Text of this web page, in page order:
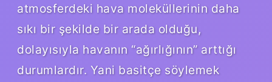
atmosferdeki hava moleküllerinin daha
sıkı bir şekilde bir arada olduğu,
dolayısıyla havanın “ağırlığının” arttığı
durumlardır. Yani basitçe söylemek